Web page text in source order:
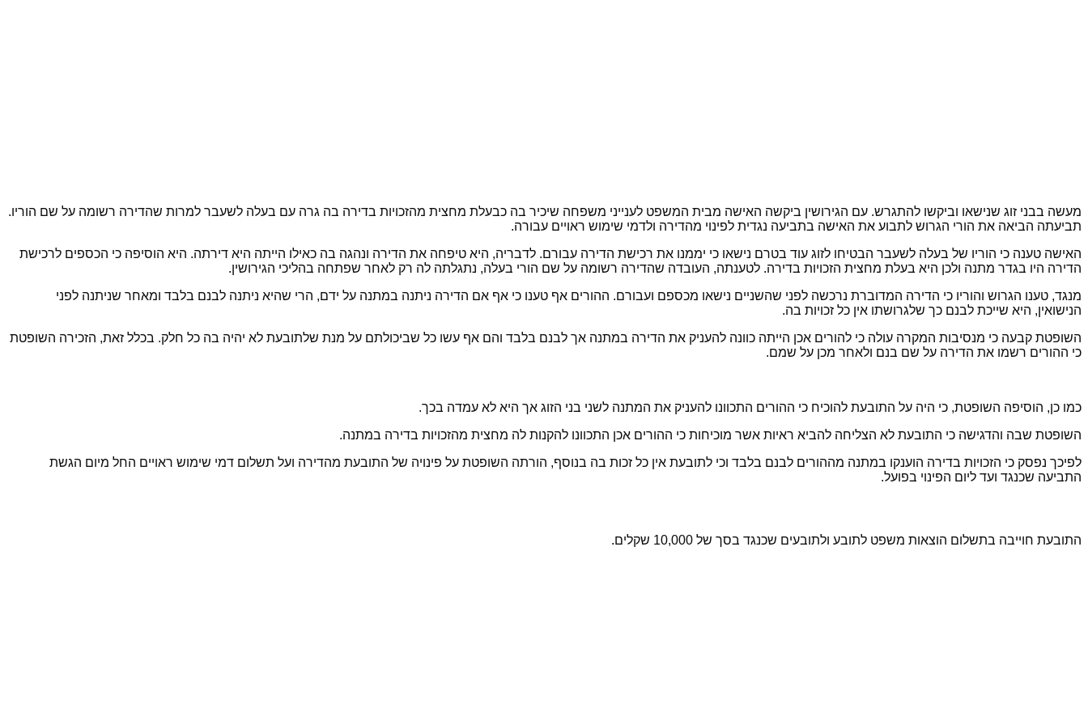
מעשה בבני זוג שנישאו וביקשו להתגרש. עם הגירושין ביקשה האישה מבית המשפט לענייני משפחה שיכיר בה כבעלת מחצית מהזכויות בדירה בה גרה עם בעלה לשעבר למרות שהדירה רשומה על שם הוריו.
תביעתה הביאה את הורי הגרוש לתבוע את האישה בתביעה נגדית לפינוי מהדירה ולדמי שימוש ראויים עבורה.
האישה טענה כי הוריו של בעלה לשעבר הבטיחו לזוג עוד בטרם נישאו כי יממנו את רכישת הדירה עבורם. לדבריה, היא טיפחה את הדירה ונהגה בה כאילו הייתה היא דירתה. היא הוסיפה כי הכספים לרכישת
הדירה היו בגדר מתנה ולכן היא בעלת מחצית הזכויות בדירה. לטענתה, העובדה שהדירה רשומה על שם הורי בעלה, נתגלתה לה רק לאחר שפתחה בהליכי הגירושין.
מנגד, טענו הגרוש והוריו כי הדירה המדוברת נרכשה לפני שהשניים נישאו מכספם ועבורם. ההורים אף טענו כי אף אם הדירה ניתנה במתנה על ידם, הרי שהיא ניתנה לבנם בלבד ומאחר שניתנה לפני
הנישואין, היא שייכת לבנם כך שלגרושתו אין כל זכויות בה.
השופטת קבעה כי מנסיבות המקרה עולה כי להורים אכן הייתה כוונה להעניק את הדירה במתנה אך לבנם בלבד והם אף עשו כל שביכולתם על מנת שלתובעת לא יהיה בה כל חלק. בכלל זאת, הזכירה השופטת
כי ההורים רשמו את הדירה על שם בנם ולאחר מכן על שמם.
כמו כן, הוסיפה השופטת, כי היה על התובעת להוכיח כי ההורים התכוונו להעניק את המתנה לשני בני הזוג אך היא לא עמדה בכך.
השופטת שבה והדגישה כי התובעת לא הצליחה להביא ראיות אשר מוכיחות כי ההורים אכן התכוונו להקנות לה מחצית מהזכויות בדירה במתנה.
לפיכך נפסק כי הזכויות בדירה הוענקו במתנה מההורים לבנם בלבד וכי לתובעת אין כל זכות בה בנוסף, הורתה השופטת על פינויה של התובעת מהדירה ועל תשלום דמי שימוש ראויים החל מיום הגשת
התביעה שכנגד ועד ליום הפינוי בפועל.
התובעת חוייבה בתשלום הוצאות משפט לתובע ולתובעים שכנגד בסך של 10,000 שקלים.